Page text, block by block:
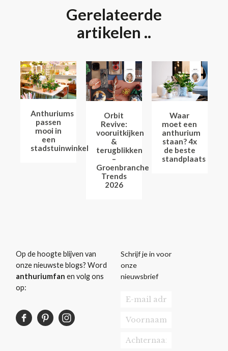
Gerelateerde
artikelen ..
Anthuriums
passen
mooi in
een
stadstuinwinkel
Orbit
Revive:
vooruitkijken
&
terugblikken
–
Groenbranche
Trends
2026
Waar
moet een
anthurium
staan? 4x
de beste
standplaats
Op de hoogte blijven van
onze nieuwste blogs? Word
anthuriumfan en volg ons
op:
Schrijf je in voor
onze
nieuwsbrief